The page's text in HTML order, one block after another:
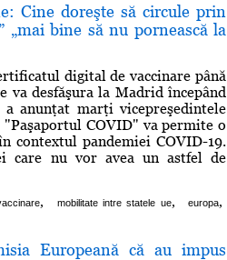
Cine doreşte să circule prin
„mai bine să nu pornească la
digital de vaccinare până
va desfăşura la Madrid începând
anunţat marţi vicepreşedintele
COVID" va permite o
contextul pandemiei COVID-19.
care nu vor avea un astfel de
, mobilitate intre statele ue, europa,
Europeană că au impus